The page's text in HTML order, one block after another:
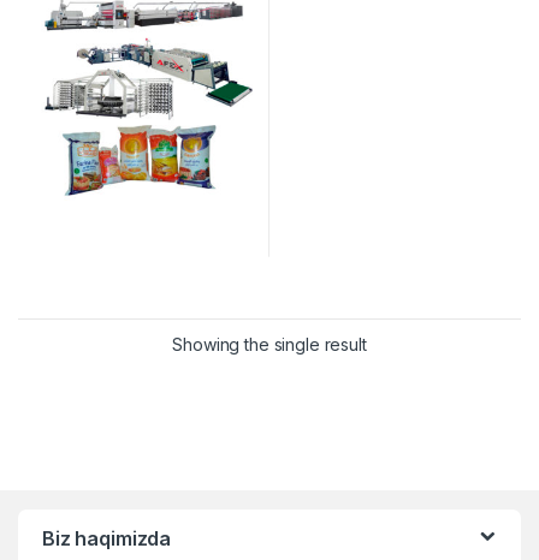
Showing the single result
Biz haqimizda